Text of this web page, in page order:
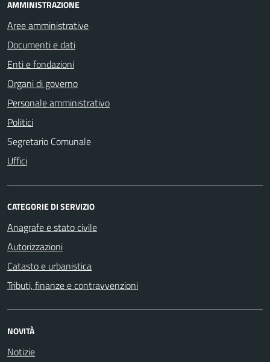
AMMINISTRAZIONE
Aree amministrative
Documenti e dati
Enti e fondazioni
Organi di governo
Personale amministrativo
Politici
Segretario Comunale
Uffici
CATEGORIE DI SERVIZIO
Anagrafe e stato civile
Autorizzazioni
Catasto e urbanistica
Tributi, finanze e contravvenzioni
NOVITÀ
Notizie